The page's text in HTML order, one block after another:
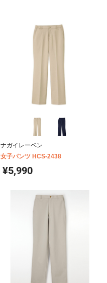
ナガイレーベン
女子パンツ HCS-2438
¥5,990